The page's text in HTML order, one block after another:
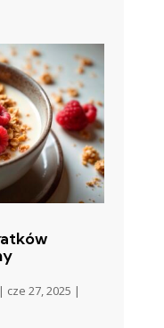
| cze 27, 2025 |